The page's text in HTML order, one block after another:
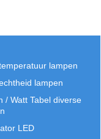
lampen
lampen
/ Watt Tabel diverse
LED